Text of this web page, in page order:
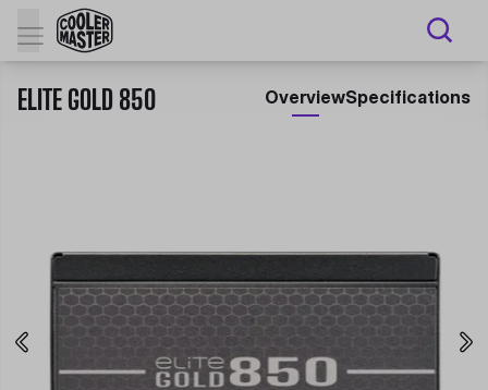
ELITE GOLD 850 OverviewSpecifications